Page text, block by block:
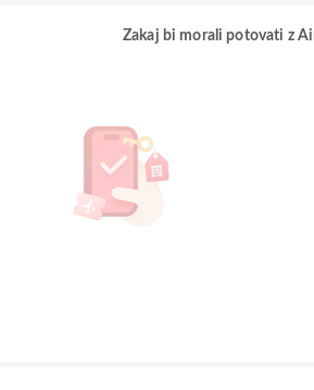
Zakaj bi morali potovati z